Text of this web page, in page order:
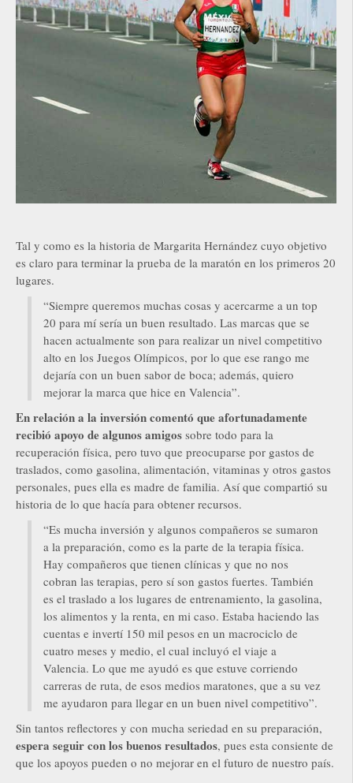
Tal y como es la historia de Margarita Hernández cuyo objetivo
es claro para terminar la prueba de la maratón en los primeros 20
lugares.
“Siempre queremos muchas cosas y acercarme a un top
20 para mí sería un buen resultado. Las marcas que se
hacen actualmente son para realizar un nivel competitivo
alto en los Juegos Olímpicos, por lo que ese rango me
dejaría con un buen sabor de boca; además, quiero
mejorar la marca que hice en Valencia”.
En relación a la inversión comentó que afortunadamente
recibió apoyo de algunos amigos sobre todo para la
recuperación física, pero tuvo que preocuparse por gastos de
traslados, como gasolina, alimentación, vitaminas y otros gastos
personales, pues ella es madre de familia. Así que compartió su
historia de lo que hacía para obtener recursos.
“Es mucha inversión y algunos compañeros se sumaron
a la preparación, como es la parte de la terapia física.
Hay compañeros que tienen clínicas y que no nos
cobran las terapias, pero sí son gastos fuertes. También
es el traslado a los lugares de entrenamiento, la gasolina,
los alimentos y la renta, en mi caso. Estaba haciendo las
cuentas e invertí 150 mil pesos en un macrociclo de
cuatro meses y medio, el cual incluyó el viaje a
Valencia. Lo que me ayudó es que estuve corriendo
carreras de ruta, de esos medios maratones, que a su vez
me ayudaron para llegar en un buen nivel competitivo”.
Sin tantos reflectores y con mucha seriedad en su preparación,
espera seguir con los buenos resultados, pues esta consiente de
que los apoyos pueden o no mejorar en el futuro de nuestro país.